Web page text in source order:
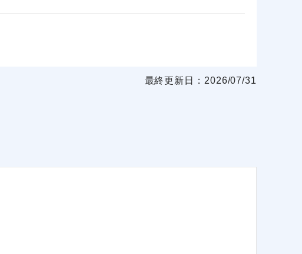
最終更新日：2026/07/31